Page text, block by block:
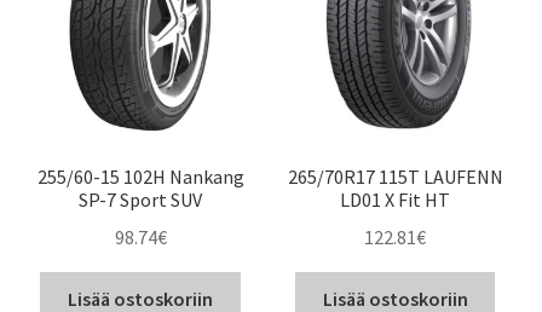
255/60-15 102H Nankang
SP-7 Sport SUV
98.74€
Lisää ostoskoriin
265/70R17 115T LAUFENN
LD01 X Fit HT
122.81€
Lisää ostoskoriin